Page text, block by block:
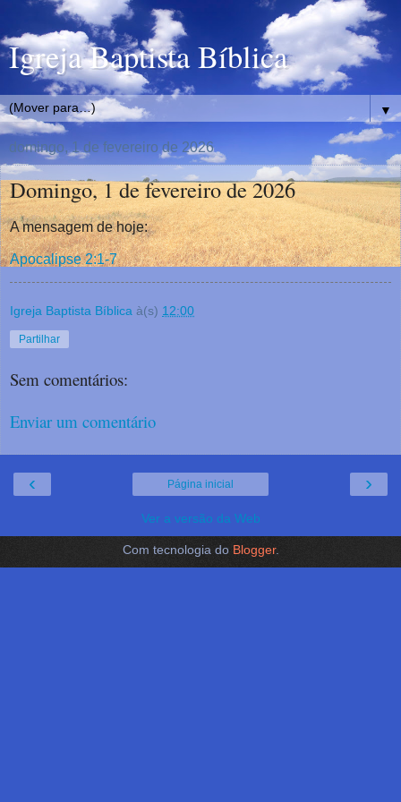
Igreja Baptista Bíblica
▼
domingo, 1 de fevereiro de 2026
Domingo, 1 de fevereiro de 2026
A mensagem de hoje:
Apocalipse 2:1-7
Igreja Baptista Bíblica à(s) 12:00
Partilhar
Sem comentários:
Enviar um comentário
‹ ›
Página inicial
Ver a versão da Web
Com tecnologia do Blogger.